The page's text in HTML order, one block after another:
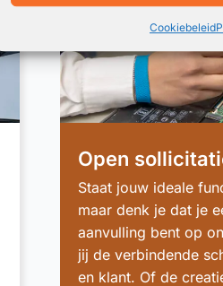
Cookiebeleid
Open
Staat jouw ideale
maar denk je dat je
aanvulling bent op
jij de verbindende
en klant. Of de